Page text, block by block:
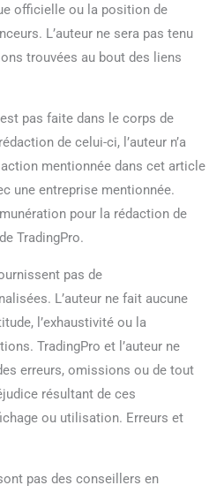
officielle ou la position de
L’auteur ne sera pas tenu
trouvées au bout des liens
pas faite dans le corps de
de celui-ci, l’auteur n’a
mentionnée dans cet article
une entreprise mentionnée.
pour la rédaction de
TradingPro.
pas de
L’auteur ne fait aucune
l’exhaustivité ou la
TradingPro et l’auteur ne
erreurs, omissions ou de tout
résultant de ces
ou utilisation. Erreurs et
pas des conseillers en